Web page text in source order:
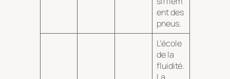
ent des
pneus.
L’école
de la
fluidité.